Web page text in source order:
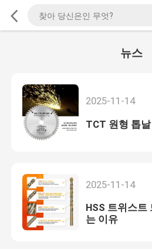
뉴스
2025-11-14
TCT 원형 톱
2025-11-14
HSS 트위스트
는 이유